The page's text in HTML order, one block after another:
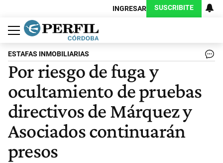
INGRESAR SUSCRIBITE
Política
Economía
Judiciales
Sociedad
Cultura
Espectáculos
Deportes
Protagonistas
ESTAFAS INMOBILIARIAS
Por riesgo de fuga y
ocultamiento de pruebas
directivos de Márquez y
Asociados continuarán
presos